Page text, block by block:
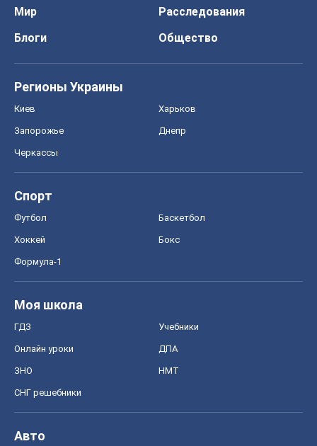
Мир
Расследования
Блоги
Общество
Регионы Украины
Киев Харьков
Запорожье Днепр
Черкассы
Спорт
Футбол Баскетбол
Хоккей Бокс
Формула-1
Моя школа
ГДЗ Учебники
Онлайн уроки ДПА
ЗНО НМТ
СНГ решебники
Авто